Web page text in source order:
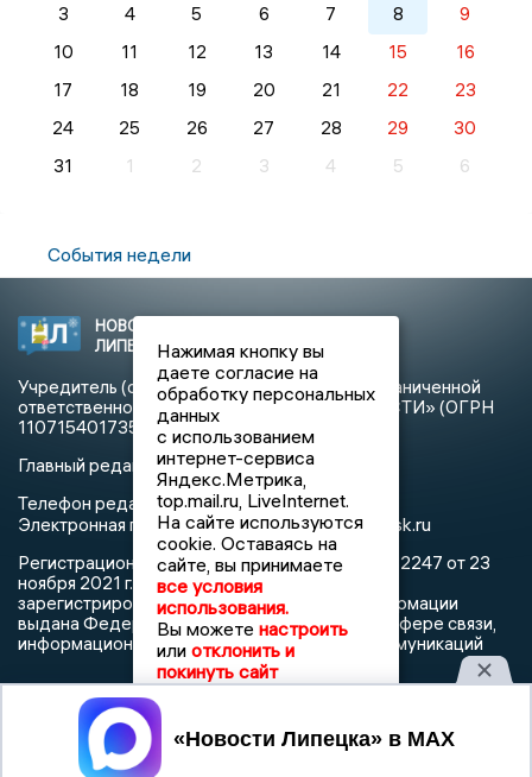
3
4 5 6 7 8
9
10
11 12 13 14 15
16
17
18 19 20 21 22
23
24
25 26 27 28 29
30
31
1 2 3 4 5 6
События недели
НОВОСТИ
ЛИПЕЦКА
«Новости Липецка»
Учредитель (соучредители): Общество с ограниченной
ответственностью «РЕГИОНАЛЬНЫЕ НОВОСТИ» (ОГРН
1107154017354)
Главный редактор: Герцог Е.Г.
Телефон редакции: +7 903 699 9427
Электронная почта редакции:info@newslipetsk.ru
Регистрационный номер: серия Эл № ФС77-82247 от 23
ноября 2021 г. согласно выписке из реестра
зарегистрированных средств массовой информации
выдана Федеральной службой по надзору в сфере связи,
информационных технологий и массовых коммуникаций
Нажимая кнопку вы
даете согласие на
обработку персональных
данных
с использованием
интернет-сервиса
Яндекс.Метрика,
top.mail.ru, LiveInternet.
На сайте используются
cookie. Оставаясь на
сайте, вы принимаете
все условия
использования.
Вы можете настроить
или отклонить и
покинуть сайт
Принять